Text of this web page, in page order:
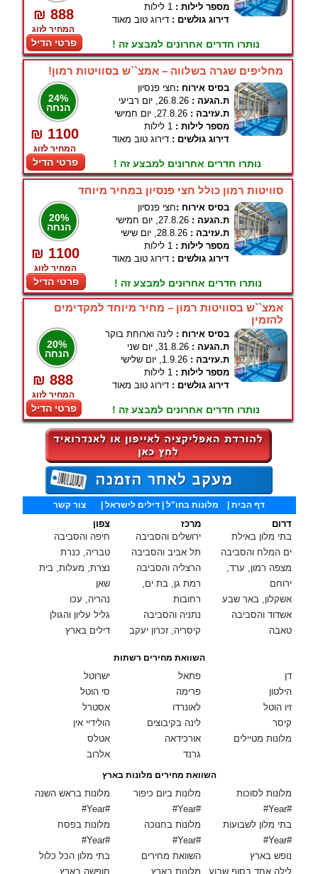
₪ 888
המחיר לזוג
פרטי הדיל
מספר לילות : 1 לילות
דירוג גולשים : דירוג טוב מאוד
נותרו חדרים אחרונים למבצע זה !
מחליפים שגרה בשלווה – אמצ``ש בסוויטות רמון!
24%
הנחה
₪ 1100
המחיר לזוג
פרטי הדיל
בסיס אירוח :חצי פנסיון
ת.הגעה : 26.8.26, יום רביעי
ת.עזיבה : 27.8.26, יום חמישי
מספר לילות : 1 לילות
דירוג גולשים : דירוג טוב מאוד
נותרו חדרים אחרונים למבצע זה !
סוויטות רמון כולל חצי פנסיון במחיר מיוחד
20%
הנחה
₪ 1100
המחיר לזוג
פרטי הדיל
בסיס אירוח :חצי פנסיון
ת.הגעה : 27.8.26, יום חמישי
ת.עזיבה : 28.8.26, יום שישי
מספר לילות : 1 לילות
דירוג גולשים : דירוג טוב מאוד
נותרו חדרים אחרונים למבצע זה !
אמצ``ש בסוויטות רמון – מחיר מיוחד למקדימים
להזמין
20%
הנחה
₪ 888
המחיר לזוג
פרטי הדיל
בסיס אירוח : לינה וארוחת בוקר
ת.הגעה : 31.8.26, יום שני
ת.עזיבה : 1.9.26, יום שלישי
מספר לילות : 1 לילות
דירוג גולשים : דירוג טוב מאוד
נותרו חדרים אחרונים למבצע זה !
דף הבית מלונות בחו"ל | דילים לישראל | צור קשר
צפון
חיפה והסביבה
טבריה, כנרת
נצרת, מעלות, בית
שאן
נהריה, עכו
גליל עליון והגולן
דילים בארץ
מרכז
ירושלים והסביבה
תל אביב והסביבה
הרצליה והסביבה
רמת גן, בת ים,
רחובות
נתניה והסביבה
קיסריה, זכרון יעקב
דרום
בתי מלון באילת
ים המלח והסביבה
מצפה רמון, ערד,
ירוחם
אשקלון, באר שבע
אשדוד והסביבה
טאבה
השוואת מחירים רשתות
ישרוטל
סי הוטל
אסטרל
הולידיי אין
אטלס
אלרוב
פתאל
פרימה
לאונרדו
לינה בקיבוצים
אורכידאה
גרנד
דן
הילטון
זיו הוטל
קיסר
מלונות מטיילים
השוואת מחירים מלונות בארץ
מלונות בראש השנה
#Year#
מלונות בפסח
#Year#
בתי מלון הכל כלול
חופשה בארץ
מלונות ביום כיפור
#Year#
מלונות בחנוכה
#Year#
השוואת מחירים
מלונות בארץ
מלונות לסוכות
#Year#
בתי מלון לשבועות
#Year#
נופש בארץ
לילה אחד בסוף שבוע